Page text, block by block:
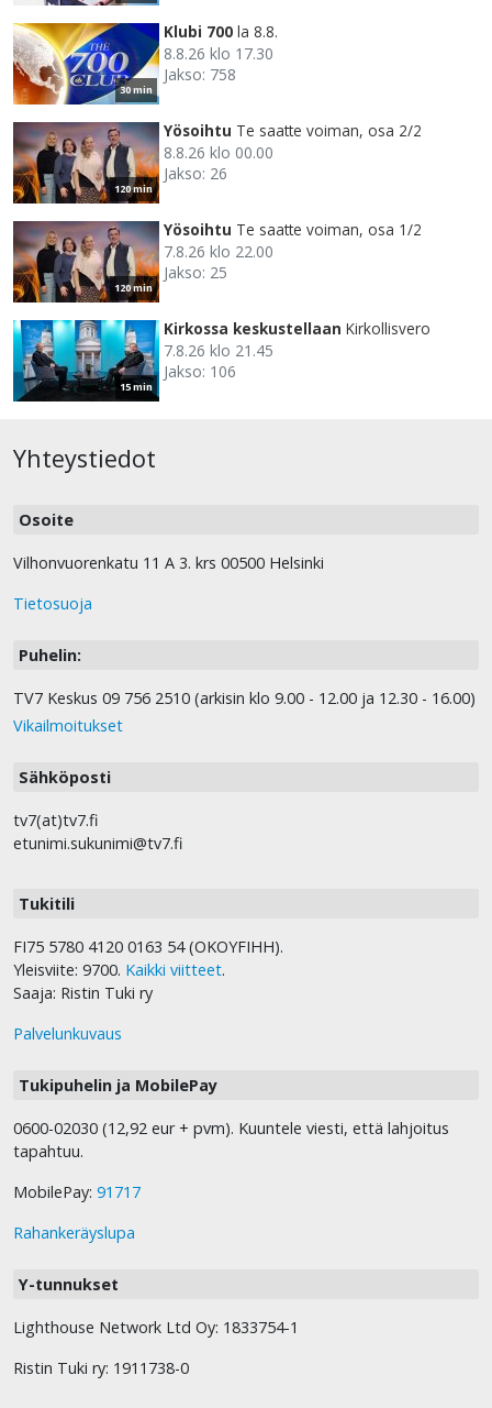
30 min
Klubi 700 la 8.8.
8.8.26 klo 17.30
Jakso: 758
120 min
Yösoihtu Te saatte voiman, osa 2/2
8.8.26 klo 00.00
Jakso: 26
120 min
Yösoihtu Te saatte voiman, osa 1/2
7.8.26 klo 22.00
Jakso: 25
15 min
Kirkossa keskustellaan Kirkollisvero
7.8.26 klo 21.45
Jakso: 106
Yhteystiedot
Osoite
Vilhonvuorenkatu 11 A 3. krs 00500 Helsinki
Tietosuoja
Puhelin:
TV7 Keskus 09 756 2510 (arkisin klo 9.00 - 12.00 ja 12.30 - 16.00)
Vikailmoitukset
Sähköposti
tv7(at)tv7.fi
etunimi.sukunimi@tv7.fi
Tukitili
FI75 5780 4120 0163 54 (OKOYFIHH).
Yleisviite: 9700. Kaikki viitteet.
Saaja: Ristin Tuki ry
Palvelunkuvaus
Tukipuhelin ja MobilePay
0600-02030 (12,92 eur + pvm). Kuuntele viesti, että lahjoitus
tapahtuu.
MobilePay: 91717
Rahankeräyslupa
Y-tunnukset
Lighthouse Network Ltd Oy: 1833754-1
Ristin Tuki ry: 1911738-0